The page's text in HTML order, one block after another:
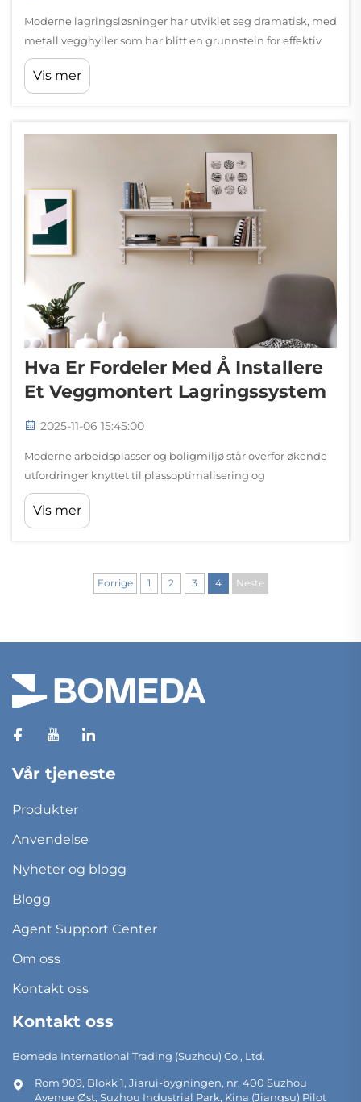
Moderne lagringsløsninger har utviklet seg dramatisk, med
metall vegghyller som har blitt en grunnstein for effektiv
arealutnyttelse i både bolig- og kommersielle miljøer.
Disse allsidige systemene kombinerer holdbarhet,
Vis mer
Hva Er Fordeler Med Å Installere
Et Veggmontert Lagringssystem
2025-11-06 15:45:00
Moderne arbeidsplasser og boligmiljø står overfor økende
utfordringer knyttet til plassoptimalisering og
organisatorisk effektivitet. Et veggmontert
oppbevaringssystem representerer en strategisk løsning
Vis mer
Forrige 1 2 3 4 Neste
Vår tjeneste
Produkter
Anvendelse
Nyheter og blogg
Blogg
Agent Support Center
Om oss
Kontakt oss
Kontakt oss
Bomeda International Trading (Suzhou) Co., Ltd.
Rom 909, Blokk 1, Jiarui-bygningen, nr. 400 Suzhou
Avenue Øst, Suzhou Industrial Park, Kina (Jiangsu) Pilot